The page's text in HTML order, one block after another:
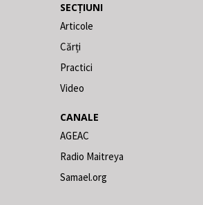
SECȚIUNI
Articole
Cărți
Practici
Video
CANALE
AGEAC
Radio Maitreya
Samael.org